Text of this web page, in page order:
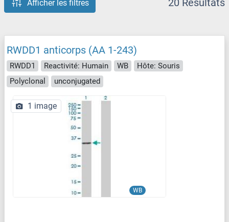
Afficher les filtres 20 Résultats
RWDD1 anticorps (AA 1-243)
RWDD1 Reactivité: Humain WB
Hôte: Souris
Polyclonal
unconjugated
WB
1 image